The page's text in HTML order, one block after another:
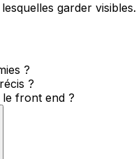
garder visibles.
?
?
front end ?